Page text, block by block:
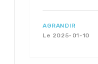
AGRANDIR
Le 2025-01-10